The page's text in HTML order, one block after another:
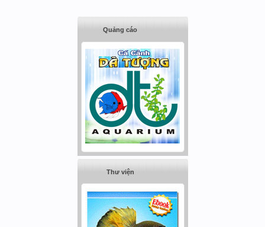
Quảng cáo
Thư viện